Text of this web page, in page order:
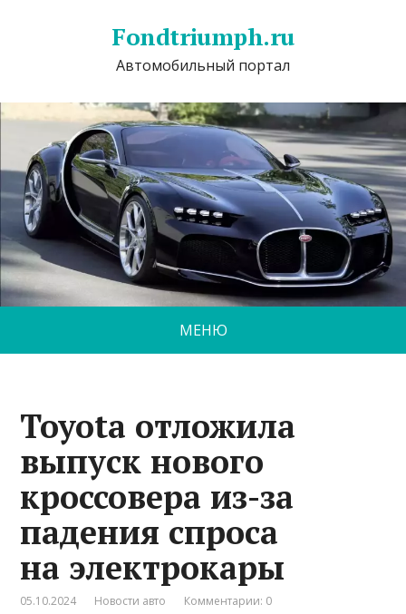
Fondtriumph.ru
Автомобильный портал
МЕНЮ
Toyota отложила
выпуск нового
кроссовера из-за
падения спроса
на электрокары
05.10.2024 Новости авто Комментарии: 0